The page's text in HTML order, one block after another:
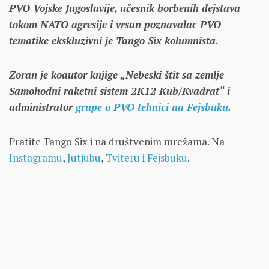
PVO Vojske Jugoslavije, učesnik borbenih dejstava
tokom NATO agresije i vrsan poznavalac PVO
tematike ekskluzivni je Tango Six kolumnista.
Zoran je koautor knjige „Nebeski štit sa zemlje –
Samohodni raketni sistem 2K12 Kub/Kvadrat“ i
administratorgrupe o PVO tehnici na Fejsbuku.
Pratite Tango Six i na društvenim mrežama. Na
Instagramu,Jutjubu, Tviteru i Fejsbuku.